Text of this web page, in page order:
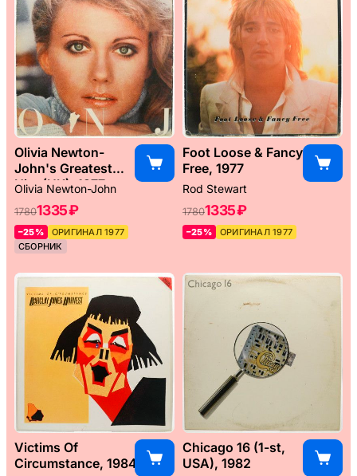
Olivia Newton-
John's Greatest
Hits (UK), 1977
Olivia Newton-John
17801335 ₽
–25%
ОРИГИНАЛ 1977
СБОРНИК
Foot Loose & Fancy
Free, 1977
Rod Stewart
17801335 ₽
–25% ОРИГИНАЛ 1977
Victims Of
Circumstance, 1984
Chicago 16 (1-st,
USA), 1982